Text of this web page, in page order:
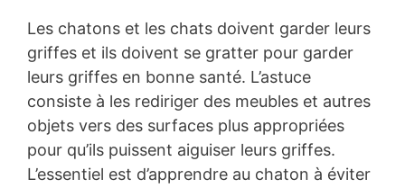
Les chatons et les chats doivent garder leurs
griffes et ils doivent se gratter pour garder
leurs griffes en bonne santé. L’astuce
consiste à les rediriger des meubles et autres
objets vers des surfaces plus appropriées
pour qu’ils puissent aiguiser leurs griffes.
L’essentiel est d’apprendre au chaton à éviter